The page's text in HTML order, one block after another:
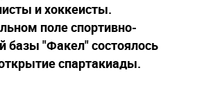
и хоккеисты.
поле спортивно-
базы "Факел" состоялось
спартакиады.